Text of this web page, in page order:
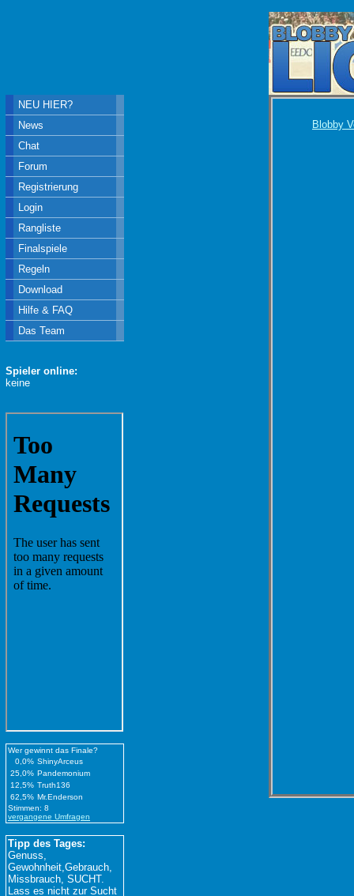
Blobby
NEU HIER?
News
Chat
Forum
Registrierung
Login
Rangliste
Finalspiele
Regeln
Download
Hilfe & FAQ
Das Team
Spieler online:
keine
Wer gewinnt das Finale?
0,0% ShinyArceus
25,0% Pandemonium
12,5% Truth136
62,5% Mr.Enderson
Stimmen: 8
vergangene Umfragen
Tipp des Tages:
Genuss,
Gewohnheit,Gebrauch,
Missbrauch, SUCHT.
Lass es nicht zur Sucht